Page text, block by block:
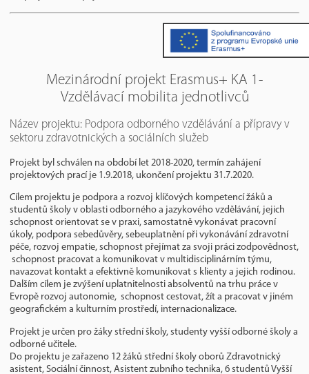
Mezinárodní projekt Erasmus+ KA 1-
Vzdělávací mobilita jednotlivců
Název projektu: Podpora odborného vzdělávání a přípravy v
sektoru zdravotnických a sociálních služeb
Projekt byl schválen na období let 2018-2020, termín zahájení
projektových prací je 1.9.2018, ukončení projektu 31.7.2020.
Cílem projektu je podpora a rozvoj klíčových kompetencí žáků a
studentů školy v oblasti odborného a jazykového vzdělávání, jejich
schopnost orientovat se v praxi, samostatně vykonávat pracovní
úkoly, podpora sebedůvěry, sebeuplatnění při vykonávání zdravotní
péče, rozvoj empatie, schopnost přejímat za svoji práci zodpovědnost,
schopnost pracovat a komunikovat v multidisciplinárním týmu,
navazovat kontakt a efektivně komunikovat s klienty a jejich rodinou.
Dalším cílem je zvýšení uplatnitelnosti absolventů na trhu práce v
Evropě rozvoj autonomie, schopnost cestovat, žít a pracovat v jiném
geografickém a kulturním prostředí, internacionalizace.
Projekt je určen pro žáky střední školy, studenty vyšší odborné školy a
odborné učitele.
Do projektu je zařazeno 12 žáků střední školy oborů Zdravotnický
asistent, Sociální činnost, Asistent zubního technika, 6 studentů Vyšší